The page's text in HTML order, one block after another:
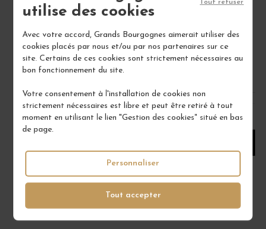
utilise des cookies
Avec votre accord, Grands Bourgognes aimerait utiliser des
cookies placés par nous et/ou par nos partenaires sur ce
site. Certains de ces cookies sont strictement nécessaires au
bon fonctionnement du site.
Votre consentement à l'installation de cookies non
strictement nécessaires est libre et peut être retiré à tout
moment en utilisant le lien "Gestion des cookies" situé en bas
de page.
Tout accepter
Tout refuser
Personnaliser
Crèmes de Fruits
GABRIEL BOUDIER
22,00 €
1